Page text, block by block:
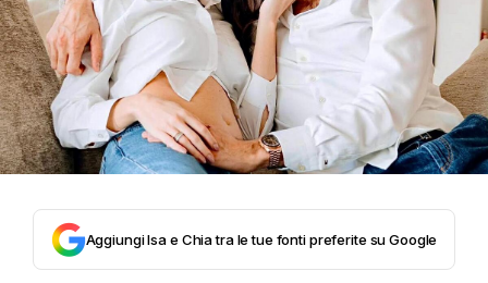
Aggiungi Isa e Chia tra le tue fonti preferite su Google